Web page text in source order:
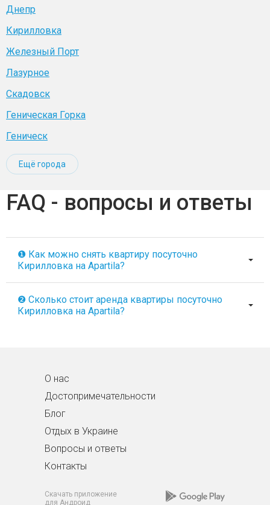
Днепр
Кирилловка
Железный Порт
Лазурное
Скадовск
Геническая Горка
Геническ
Ещё города
FAQ - вопросы и ответы
❶ Как можно снять квартиру посуточно
Кирилловка на Apartila?
❷ Сколько стоит аренда квартиры посуточно
Кирилловка на Apartila?
О нас
Достопримечательности
Блог
Отдых в Украине
Вопросы и ответы
Контакты
Скачать приложение
для Андроид